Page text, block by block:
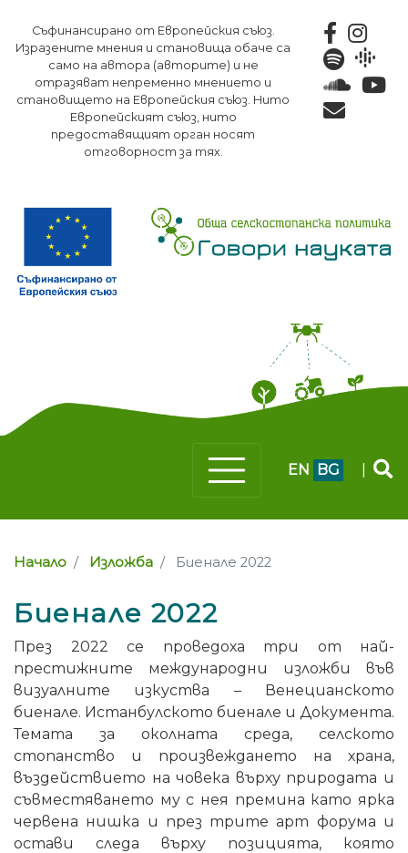
към
основното
съдържание
Съфинансирано от Европейския съюз.
Изразените мнения и становища обаче са
само на автора (авторите) и не
отразяват непременно мнението и
становището на Европейския съюз. Нито
Европейският съюз, нито
предоставящият орган носят
отговорност за тях.
EN BG
Начало Изложба Биенале 2022
Биенале 2022
През 2022 се проведоха три от най-
престижните международни изложби във
визуалните изкуства – Венецианското
биенале. Истанбулското биенале и Документа.
Темата за околната среда, селското
стопанство и произвеждането на храна,
въздействието на човека върху природата и
съвместяването му с нея премина като ярка
червена нишка и през трите арт форума и
остави следа върху позицията, която